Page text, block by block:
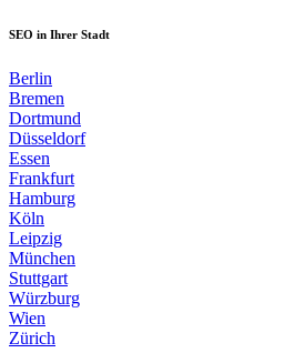
SEO in Ihrer Stadt
Berlin
Bremen
Dortmund
Düsseldorf
Essen
Frankfurt
Hamburg
Köln
Leipzig
München
Stuttgart
Würzburg
Wien
Zürich